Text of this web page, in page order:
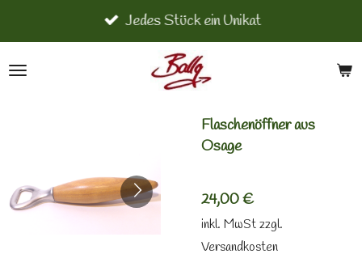
Hauptinhalt
springen
Jedes Stück ein Unikat
Flaschenöffner aus
Osage
24,00 €
inkl. MwSt zzgl.
Versandkosten